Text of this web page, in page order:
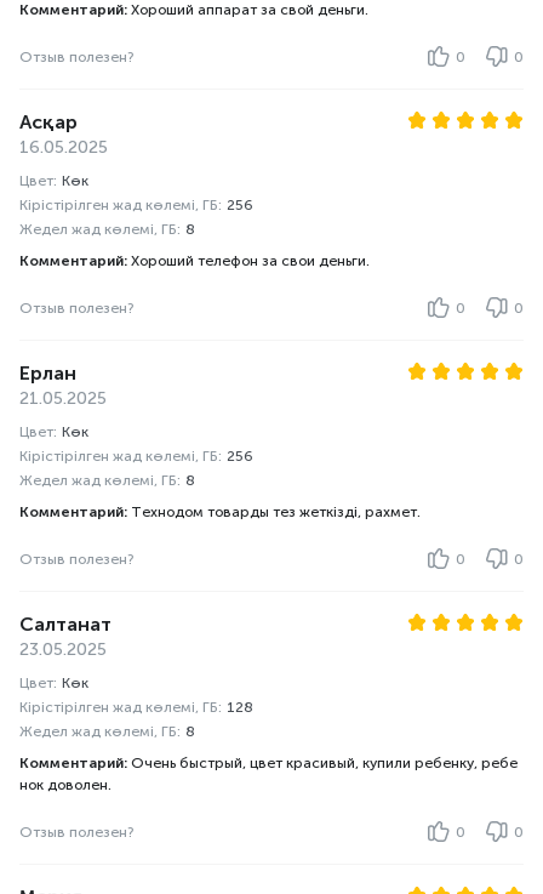
Комментарий: Хороший аппарат за свой деньги.
Отзыв полезен? 0 0
Асқар
16.05.2025
Цвет: Көк
Кірістірілген жад көлемі, ГБ: 256
Жедел жад көлемі, ГБ: 8
Комментарий: Хороший телефон за свои деньги.
Отзыв полезен? 0 0
Ерлан
21.05.2025
Цвет: Көк
Кірістірілген жад көлемі, ГБ: 256
Жедел жад көлемі, ГБ: 8
Комментарий: Технодом товарды тез жеткізді, рахмет.
Отзыв полезен? 0 0
Салтанат
23.05.2025
Цвет: Көк
Кірістірілген жад көлемі, ГБ: 128
Жедел жад көлемі, ГБ: 8
Комментарий: Очень быстрый, цвет красивый, купили ребенку, ребе
нок доволен.
Отзыв полезен? 0 0